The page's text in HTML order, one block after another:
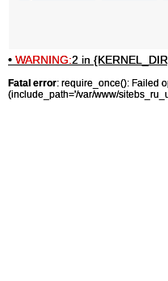
• WARNING:2 in
Fatal error: require_once(): Failed
(include_path='/var/www/